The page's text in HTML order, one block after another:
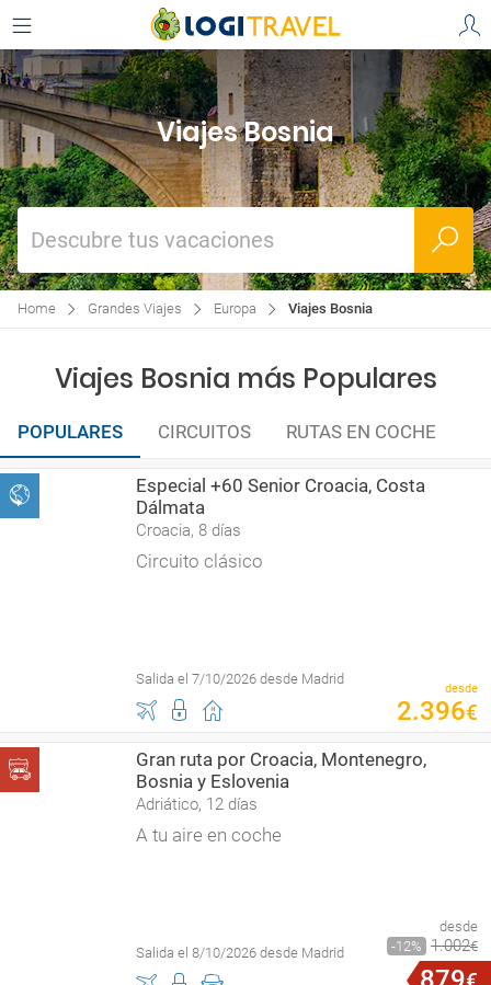
Viajes Bosnia
Descubre tus vacaciones
Home Grandes Viajes Europa Viajes Bosnia
Viajes Bosnia más Populares
POPULARES CIRCUITOS RUTAS EN COCHE
Especial +60 Senior Croacia, Costa
Dálmata
Croacia, 8 días
Circuito clásico
Salida el 7/10/2026 desde Madrid
desde
2.396€
Gran ruta por Croacia, Montenegro,
Bosnia y Eslovenia
Adriático, 12 días
A tu aire en coche
Salida el 8/10/2026 desde Madrid
desde
12
1.002€